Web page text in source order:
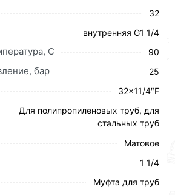
данной позиции, кликните
или нажмите на
указанным на сайте.
10шт) действительны в Москве
32
внутренняя G1 1/4
C 90
бар 25
32×11/4″F
Для полипропиленовых труб, для
стальных труб
Матовое
1 1/4
Муфта для труб